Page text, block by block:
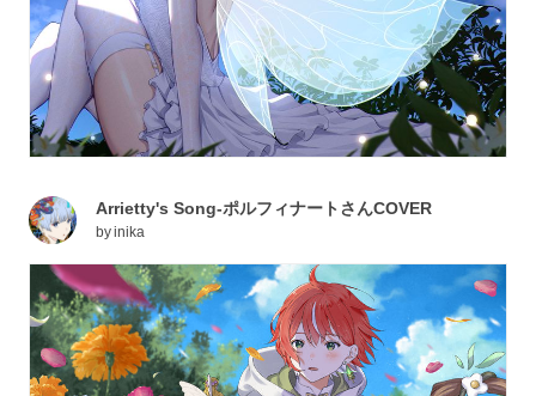
Arrietty's Song-ポルフィナートさんCOVER
byinika